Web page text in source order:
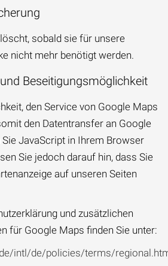
sobald sie für unsere
nicht mehr benötigt werden.
Beseitigungsmöglichkeit
den Service von Google Maps
den Datentransfer an Google
JavaScript in Ihrem Browser
Sie jedoch darauf hin, dass Sie
auf unseren Seiten
und zusätzlichen
für Google Maps finden Sie unter:
intl/de/policies/terms/